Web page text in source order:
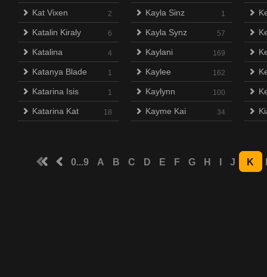
Kat Vixen 2
Katalin Kiraly 6
Katalina 4
Katanya Blade 1
Katarina Isis 1
Katarina Kat 18
Kayla Sinz 1
Kayla Synz 57
Kaylani 169
Kaylee 162
Kaylynn 100
Kayme Kai 34
0...9 A B C D E F G H J K